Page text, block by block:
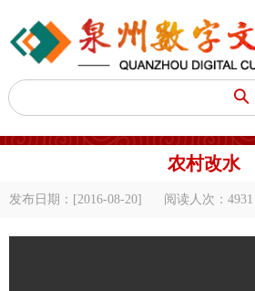

农村改水
发布日期：[2016-08-20] 阅读人次： 4931